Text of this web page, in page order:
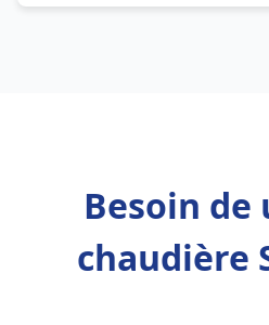
Besoin de
chaudière